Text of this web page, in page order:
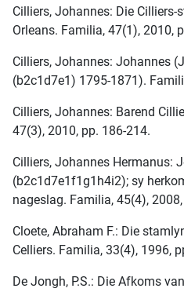
Cilliers, Johannes: Die Cilliers-
Orleans. Familia, 47(1), 2010,
Cilliers, Johannes: Johannes
(b2c1d7e1) 1795-1871).
Cilliers, Johannes: Barend
47(3), 2010, pp. 186-214.
Cilliers, Johannes Hermanus:
(b2c1d7e1f1g1h4i2); sy
nageslag. Familia, 45(4),
Cloete, Abraham F.: Die
Celliers. Familia, 33(4), 1996,
De Jongh, P.S.: Die Afkoms